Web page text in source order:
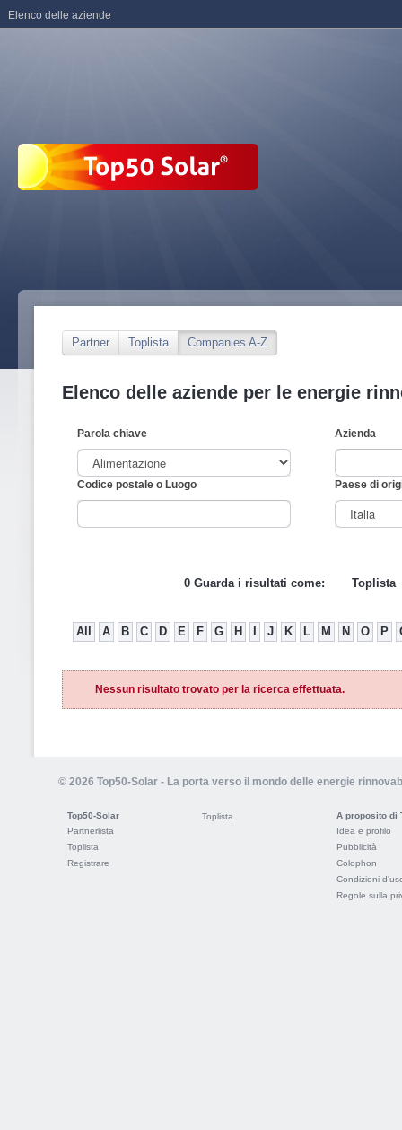
Partner Toplista Companies A-Z
Elenco delle aziende per le energie
Parola chiave Azienda
Codice postale o Luogo Paese di
0 Guarda i risultati come: Toplista
All A B C D E F G H J K L M N O P
Nessun risultato trovato per la ricerca effettuata.
© 2026 Top50-Solar - La porta verso il mondo delle energie
Top50-Solar
Partnerlista
Toplista
Registrare
Toplista
A proposito di
Idea e profilo
Pubblicità
Colophon
Condizioni
Regole sulla
Elenco delle aziende